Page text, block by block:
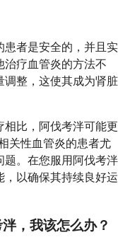
患者是安全的，并且实
治疗血管炎的方法不
调整，这使其成为肾脏
比，阿伐考泮可能更
关性血管炎的患者尤
题。在您服用阿伐考泮
以确保其持续良好运
，我该怎么办？